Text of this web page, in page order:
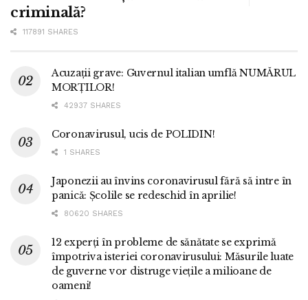
criminală?
117891 SHARES
Acuzații grave: Guvernul italian umflă NUMĂRUL
MORȚILOR!
42937 SHARES
Coronavirusul, ucis de POLIDIN!
1 SHARES
Japonezii au învins coronavirusul fără să intre în
panică: Școlile se redeschid în aprilie!
80620 SHARES
12 experți în probleme de sănătate se exprimă
împotriva isteriei coronavirusului: Măsurile luate
de guverne vor distruge viețile a milioane de
oameni!